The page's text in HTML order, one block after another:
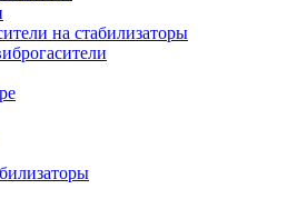
на стабилизаторы